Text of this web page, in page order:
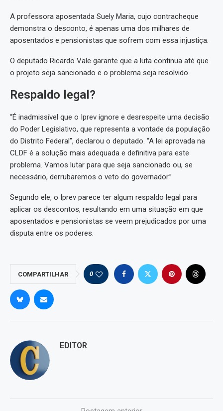
A professora aposentada Suely Maria, cujo contracheque
demonstra o desconto, é apenas uma dos milhares de
aposentados e pensionistas que sofrem com essa injustiça.
O deputado Ricardo Vale garante que a luta continua até que
o projeto seja sancionado e o problema seja resolvido.
Respaldo legal?
“É inadmissível que o Iprev ignore e desrespeite uma decisão
do Poder Legislativo, que representa a vontade da população
do Distrito Federal”, declarou o deputado. “A lei aprovada na
CLDF é a solução mais adequada e definitiva para este
problema. Vamos lutar para que seja sancionado ou, se
necessário, derrubaremos o veto do governador.”
Segundo ele, o Iprev parece ter algum respaldo legal para
aplicar os descontos, resultando em uma situação em que
aposentados e pensionistas se veem prejudicados por uma
disputa entre os poderes.
COMPARTILHAR 0
EDITOR